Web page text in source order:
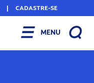
| CADASTRE-SE
MENU